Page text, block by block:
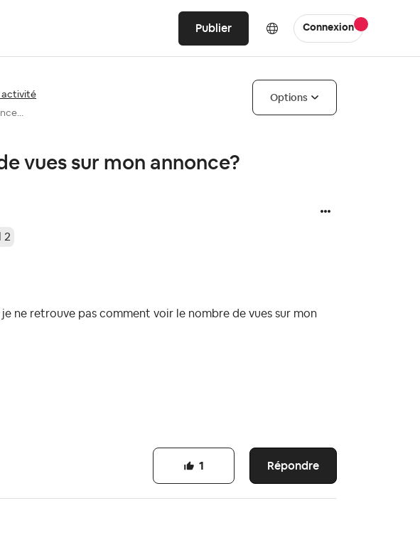
Publier Connexion
activité
Options
vues sur mon annonce?
2
ne retrouve pas comment voir le nombre de vues sur mon
Répondre
1